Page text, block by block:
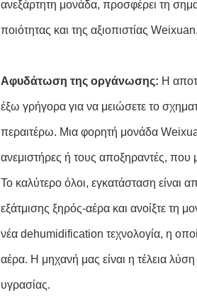
ανεξάρτητη μονάδα, προσφέρει τη
ποιότητας και της αξιοπιστίας Weixuan.
Αφυδάτωση της οργάνωσης: Η
έξω γρήγορα για να μειώσετε το
περαιτέρω. Μια φορητή μονάδα
ανεμιστήρες ή τους αποξηραντές,
Το καλύτερο όλοι, εγκατάσταση
εξάτμισης ξηρός-αέρα και ανοίξτε τη
νέα dehumidification τεχνολογία, η
αέρα. Η μηχανή μας είναι η τέλεια
υγρασίας.